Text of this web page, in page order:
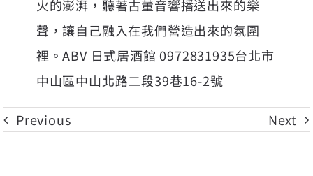
火的澎湃，聽著古董音響播送出來的樂
聲，讓自己融入在我們營造出來的氛圍
裡。ABV 日式居酒館 0972831935台北市
中山區中山北路二段39巷16-2號
Previous Next